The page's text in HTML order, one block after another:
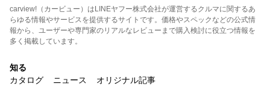
carview!（カービュー）はLINEヤフー株式会社が運営するクルマに関するあ
らゆる情報やサービスを提供するサイトです。価格やスペックなどの公式情
報から、ユーザーや専門家のリアルなレビューまで購入検討に役立つ情報を
多く掲載しています。
知る
カタログ
ニュース オリジナル記事